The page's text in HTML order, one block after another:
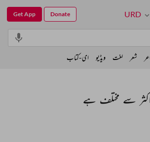
اکثر سے مختلف ہے
URD
Get App Donate
شعر لغت ویڈیو ای-کتاب